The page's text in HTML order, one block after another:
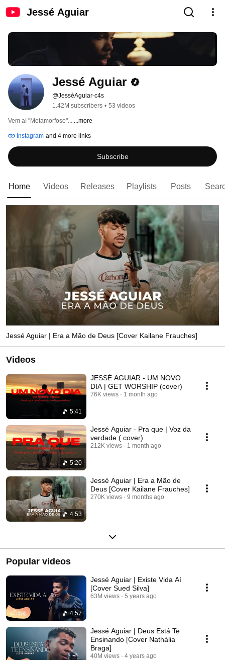
Jessé Aguiar
Jessé Aguiar
@JesséAguiar-c4s
1.42M subscribers • 53 videos
Vem aí "Metamorfose"... ...more
Instagram and 4 more links
Subscribe
Home Videos Releases Playlists Posts
Jessé Aguiar | Era a Mão de Deus [Cover Kailane Frauches]
Videos
5:41
JESSÉ AGUIAR - UM NOVO
DIA | GET WORSHIP (cover)
76K views 1 month ago
5:20
Jessé Aguiar - Pra que | Voz da
verdade ( cover)
212K views 1 month ago
4:53
Jessé Aguiar | Era a Mão de
Deus [Cover Kailane Frauches]
270K views 9 months ago
Popular videos
4:57
Jessé Aguiar | Existe Vida Aí
[Cover Sued Silva]
63M views 5 years ago
Jessé Aguiar | Deus Está Te
Ensinando [Cover Nathália
Braga]
40M views 4 years ago